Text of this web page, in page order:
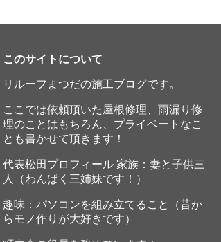
このサイトについて
リルーフまつだの施工ブログです。
ここでは依頼頂いた屋根修理、雨漏り修
理のことはもちろん、プライベートなこ
とも書かせて頂きます！
代表松田プロフィール 家族：妻と子供三
人（わんぱく三姉妹です！）
趣味：パソコンを組み立てること（昔か
らモノ作りが大好きです）